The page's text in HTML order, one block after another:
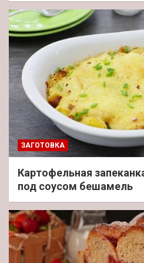
ЗАГОТОВКА
Картофельная
под соусом бешамель